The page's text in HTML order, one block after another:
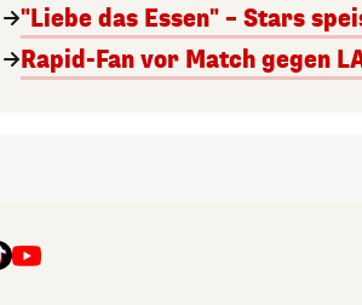
"Liebe das Essen" – Stars
Rapid-Fan vor Match gegen